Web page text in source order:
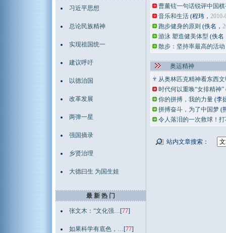
习近平思想
总论民族精神
实现祖国统一
建议呼吁
以德治国
改革发展
两弹一星
强国摘录
乡贤治理
大德曰生 为国生娃
最 新 热 门
张文木：“文化强…[77]
如果科学有底色，…[77]
曹薰铉一句话锐评中国
音乐和生活 (程玮， 2010-
跑步健身的原则 (佚名，
游泳 塑造健美体型 (佚名
散步：坚持率最高的活动
奥运精神
从奥林匹克精神看东西
时代何以重唤“女排精神”
你的拼搏，我的力量 (李
拼搏奋斗，为了中国梦 (
令人落泪的一次救球！
站内文章搜索：